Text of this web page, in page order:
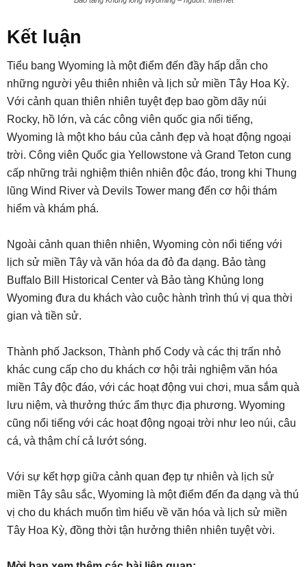
Kết luận
Tiểu bang Wyoming là một điểm đến đầy hấp dẫn cho
những người yêu thiên nhiên và lịch sử miền Tây Hoa Kỳ.
Với cảnh quan thiên nhiên tuyệt đẹp bao gồm dãy núi
Rocky, hồ lớn, và các công viên quốc gia nổi tiếng,
Wyoming là một kho báu của cảnh đẹp và hoạt động ngoại
trời. Công viên Quốc gia Yellowstone và Grand Teton cung
cấp những trải nghiệm thiên nhiên độc đáo, trong khi Thung
lũng Wind River và Devils Tower mang đến cơ hội thám
hiểm và khám phá.
Ngoài cảnh quan thiên nhiên, Wyoming còn nổi tiếng với
lịch sử miền Tây và văn hóa da đỏ đa dạng. Bảo tàng
Buffalo Bill Historical Center và Bảo tàng Khủng long
Wyoming đưa du khách vào cuộc hành trình thú vị qua thời
gian và tiền sử.
Thành phố Jackson, Thành phố Cody và các thị trấn nhỏ
khác cung cấp cho du khách cơ hội trải nghiệm văn hóa
miền Tây độc đáo, với các hoạt động vui chơi, mua sắm quà
lưu niệm, và thưởng thức ẩm thực địa phương. Wyoming
cũng nổi tiếng với các hoạt động ngoại trời như leo núi, câu
cá, và thậm chí cả lướt sóng.
Với sự kết hợp giữa cảnh quan đẹp tự nhiên và lịch sử
miền Tây sâu sắc, Wyoming là một điểm đến đa dạng và thú
vị cho du khách muốn tìm hiểu về văn hóa và lịch sử miền
Tây Hoa Kỳ, đồng thời tận hưởng thiên nhiên tuyệt vời.